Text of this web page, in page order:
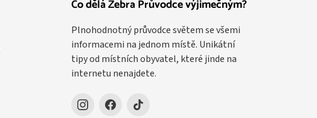
Co dělá Zebra Průvodce výjimečným?
Plnohodnotný průvodce světem se všemi
informacemi na jednom místě. Unikátní
tipy od místních obyvatel, které jinde na
internetu nenajdete.